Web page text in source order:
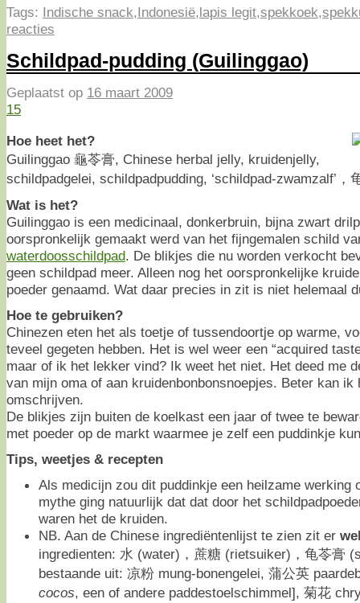
Tags: Indische snack,Indonesië,lapis legit,spekkoek,
reacties
Schildpad-pudding (Guilinggao)
Geplaatst op 16 maart 2009
15
Hoe heet het?
Guilinggao 龜苓膏, Chinese herbal jelly, kruidenjelly,
schildpadgelei, schildpadpudding, ‘schildpad-zwamzalf’，
Wat is het?
Guilinggao is een medicinaal, donkerbruin, bijna zwart
oorspronkelijk gemaakt werd van het fijngemalen schild
waterdoosschildpad. De blikjes die nu worden verkocht
geen schildpad meer. Alleen nog het oorspronkelijke
poeder genaamd. Wat daar precies in zit is niet helemaal
Hoe te gebruiken?
Chinezen eten het als toetje of tussendoortje op warme,
teveel gegeten hebben. Het is wel weer een “acquired
maar of ik het lekker vind? Ik weet het niet. Het deed me
van mijn oma of aan kruidenbonbonsnoepjes. Beter kan ik
omschrijven.
De blikjes zijn buiten de koelkast een jaar of twee te
met poeder op de markt waarmee je zelf een puddinkje
Tips, weetjes & recepten
Als medicijn zou dit puddinkje een heilzame werking
mythe ging natuurlijk dat dat door het
waren het de kruiden.
NB. Aan de Chinese ingrediëntenlijst te zien zit er
ingredienten: 水 (water)，蔗糖 (rietsuiker)，龟苓膏
bestaande uit: 凉粉 mung-bonengelei, 蒲公英
cocos, een of andere paddestoelschimmel], 菊花